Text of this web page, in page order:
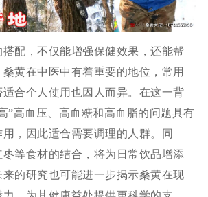
配，不仅能增强保健效果，还能帮
黄在中医中有着重要的地位，常用
合个人使用也因人而异。在这一背
”高血压、高血糖和高血脂的问题具有
，因此适合需要调理的人群。同
等食材的结合，将为日常饮品增添
的研究也可能进一步揭示桑黄在现